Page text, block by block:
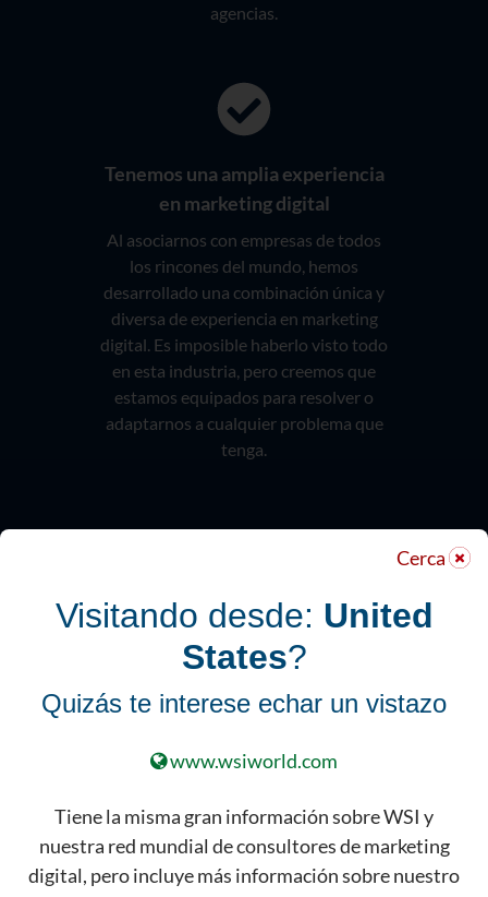
agencias.
Tenemos una amplia experiencia
en marketing digital
Al asociarnos con empresas de todos
los rincones del mundo, hemos
desarrollado una combinación única y
diversa de experiencia en marketing
digital. Es imposible haberlo visto todo
en esta industria, pero creemos que
estamos equipados para resolver o
adaptarnos a cualquier problema que
tenga.
Hable hoy con un
Experto de WSI
Deje sus datos de contacto, y
haremos un seguimiento con uno
Cerca
Visitando desde: United
States?
Quizás te interese echar un vistazo
www.wsiworld.com
Tiene la misma gran información sobre WSI y
nuestra red mundial de consultores de marketing
digital, pero incluye más información sobre nuestro